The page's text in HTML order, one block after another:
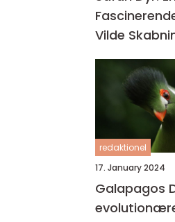
Vilde
redaktionel
17. January 2024
Galapagos